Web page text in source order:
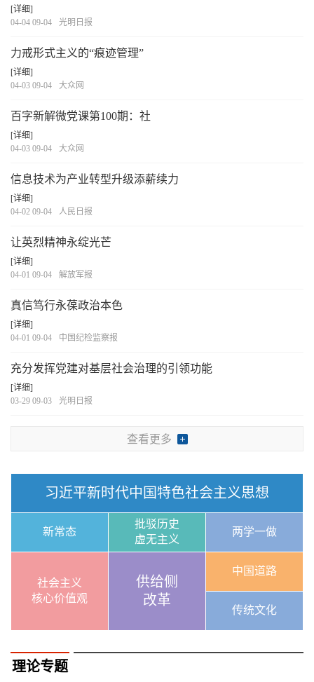
[详细]
04-04 09-04
光明日报
力戒形式主义的“痕迹管理”
[详细]
04-03 09-04
大众网
百字新解微党课第100期：社
[详细]
04-03 09-04
大众网
信息技术为产业转型升级添薪续力
[详细]
04-02 09-04
人民日报
让英烈精神永绽光芒
[详细]
04-01 09-04
解放军报
真信笃行永葆政治本色
[详细]
04-01 09-04
中国纪检监察报
充分发挥党建对基层社会治理的引领功能
[详细]
03-29 09-03
光明日报
查看更多
习近平新时代中国特色社会主义思想
新常态
批驳历史
虚无主义
两学一做
社会主义
核心价值观
供给侧
改革
中国道路
传统文化
理论专题